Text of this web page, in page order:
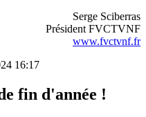
Serge Sciberras
Président FVCTVNF
www.fvctvnf.fr
16:17
fin d'année !